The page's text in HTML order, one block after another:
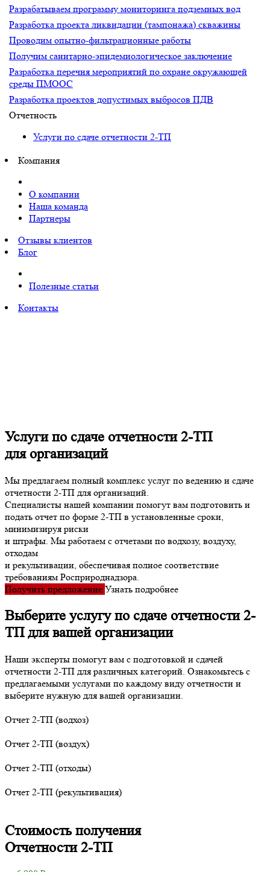
Разрабатываем программу мониторинга подземных вод
Разработка проекта ликвидации (тампонажа) скважины
Проводим опытно-фильтрационные работы
Получим санитарно-эпидемиологическое заключение
Разработка перечня мероприятий по охране окружающей
среды ПМООС
Разработка проектов допустимых выбросов ПДВ
Отчетность
Услуги по сдаче отчетности 2-ТП
Компания
О компании
Наша команда
Партнеры
Отзывы клиентов
Блог
Полезные статьи
Контакты
Услуги по сдаче отчетности 2-ТП
для организаций
Мы предлагаем полный комплекс услуг по ведению и сдаче
отчетности 2-ТП для организаций.
Специалисты нашей компании помогут вам подготовить и
подать отчет по форме 2-ТП в установленные сроки,
минимизируя риски
и штрафы. Мы работаем с отчетами по водхозу, воздуху,
отходам
и рекультивации, обеспечивая полное соответствие
требованиям Росприроднадзора.
Получить предложение Узнать подробнее
Выберите услугу по сдаче отчетности 2-
ТП для вашей организации
Наши эксперты помогут вам с подготовкой и сдачей
отчетности 2-ТП для различных категорий. Ознакомьтесь с
предлагаемыми услугами по каждому виду отчетности и
выберите нужную для вашей организации.
Отчет 2-ТП (водхоз)
Отчет 2-ТП (воздух)
Отчет 2-ТП (отходы)
Отчет 2-ТП (рекультивация)
Стоимость получения
Отчетности 2-ТП